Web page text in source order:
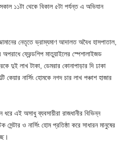
১১টা থেকে বিকাল ৫টা পর্যন্ত এ অভিযান
নেতৃতে ভ্রাম্যমাণ আদালত অবৈধ হাসপাতাল,
অপরাধে ফ্রেন্ডশিপ মাতুয়াইলের স্পেশালাইজড
দুই লাখ টাকা, ডেমরার কোনাপাড়ার দি ঢাকা
কেয়ার নার্সিং হোমকে নগদ চার লাখ পঞ্চাশ হাজার
এই অসাধু ব্যবসায়ীরা রাজধানীর বিভিন্ন
ও নার্সিং হোম প্রতিষ্ঠা করে সাধারন মানুষের